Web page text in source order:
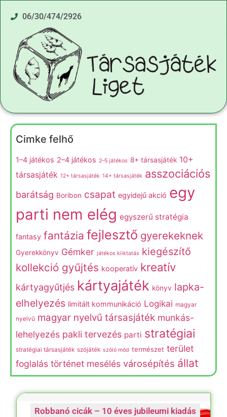
06/30/474/2926
Cimke felhő
1–4 játékos 2–4 játékos 2–5 játékos 8+ társasjáték 10+
társasjáték 12+ társasjáték 14+ társasjáték asszociációs
barátság Boribon csapat egyidejű akció egy
parti nem elég egyszerű stratégia
fantasy fantázia fejlesztő gyerekeknek
Gyerekkönyv Gémker játékos kiiktatás kiegészítő
kollekció gyűjtés kooperatív kreatív
kártyagyűtjés kártyajáték könyv lapka-
elhelyezés limitált kommunikáció Logikai magyar
nyelvű magyar nyelvű társasjáték munkás-
lehelyezés pakli tervezés parti stratégiai
stratégiai társasjáték szójáték szóló mód természet terület
foglalás történet mesélés városépítés állat
Robbanó cicák – 10 éves jubileumi kiadás